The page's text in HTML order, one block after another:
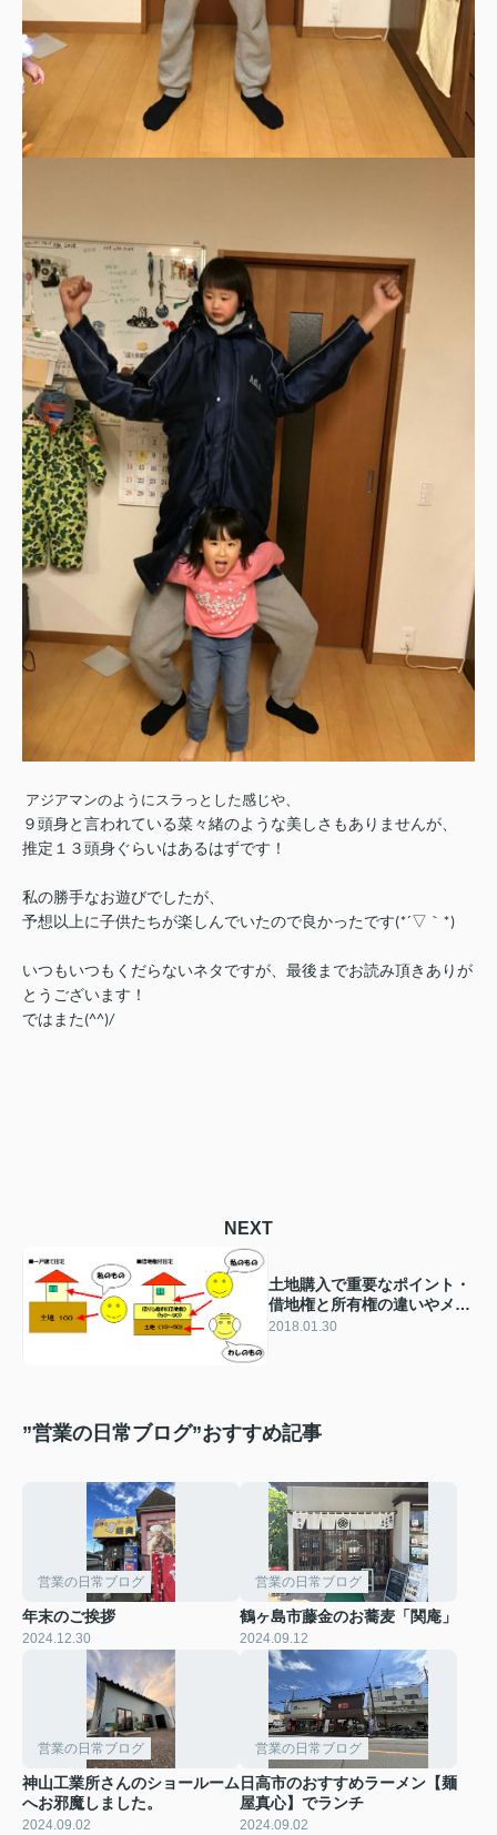
アジアマンのようにスラっとした感じや、
９頭身と言われている菜々緒のような美しさもありませんが、
推定１３頭身ぐらいはあるはずです！
私の勝手なお遊びでしたが、
予想以上に子供たちが楽しんでいたので良かったです(*´▽｀*)
いつもいつもくだらないネタですが、最後までお読み頂きありが
とうございます！
ではまた(^^)/
NEXT
土地購入で重要なポイント・
借地権と所有権の違いやメリ
ットとは
2018.01.30
”営業の日常ブログ”おすすめ記事
営業の日常ブログ
年末のご挨拶
2024.12.30
営業の日常ブログ
鶴ヶ島市藤金のお蕎麦「関庵」
2024.09.12
営業の日常ブログ
神山工業所さんのショールーム
へお邪魔しました。
2024.09.02
営業の日常ブログ
日高市のおすすめラーメン【麺
屋真心】でランチ
2024.09.02